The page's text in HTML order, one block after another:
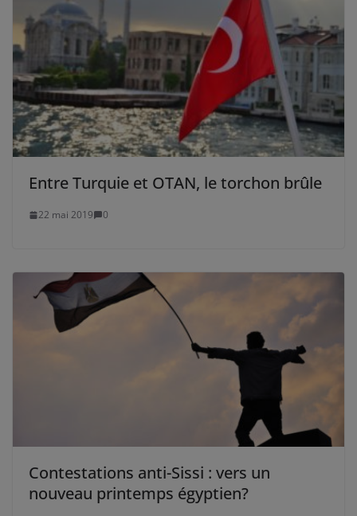
Entre Turquie et OTAN, le torchon brûle
22 mai 2019 0
Contestations anti-Sissi : vers un
nouveau printemps égyptien?